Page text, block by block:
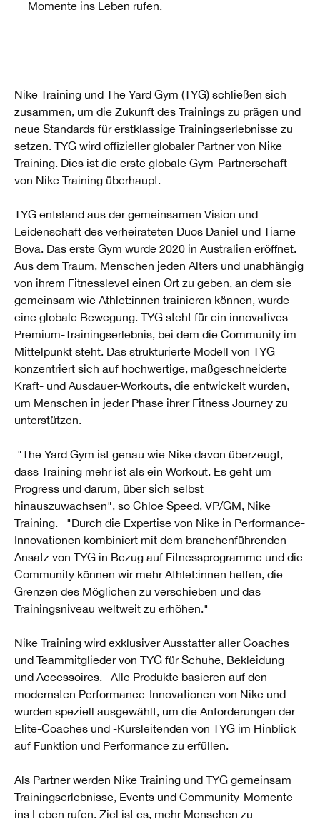
Momente ins Leben rufen.
Nike Training und The Yard Gym (TYG) schließen sich
zusammen, um die Zukunft des Trainings zu prägen und
neue Standards für erstklassige Trainingserlebnisse zu
setzen. TYG wird offizieller globaler Partner von Nike
Training. Dies ist die erste globale Gym-Partnerschaft
von Nike Training überhaupt.
TYG entstand aus der gemeinsamen Vision und
Leidenschaft des verheirateten Duos Daniel und Tiarne
Bova. Das erste Gym wurde 2020 in Australien eröffnet.
Aus dem Traum, Menschen jeden Alters und unabhängig
von ihrem Fitnesslevel einen Ort zu geben, an dem sie
gemeinsam wie Athlet:innen trainieren können, wurde
eine globale Bewegung. TYG steht für ein innovatives
Premium-Trainingserlebnis, bei dem die Community im
Mittelpunkt steht. Das strukturierte Modell von TYG
konzentriert sich auf hochwertige, maßgeschneiderte
Kraft- und Ausdauer-Workouts, die entwickelt wurden,
um Menschen in jeder Phase ihrer Fitness Journey zu
unterstützen.
"The Yard Gym ist genau wie Nike davon überzeugt,
dass Training mehr ist als ein Workout. Es geht um
Progress und darum, über sich selbst
hinauszuwachsen", so Chloe Speed, VP/GM, Nike
Training. "Durch die Expertise von Nike in Performance-
Innovationen kombiniert mit dem branchenführenden
Ansatz von TYG in Bezug auf Fitnessprogramme und die
Community können wir mehr Athlet:innen helfen, die
Grenzen des Möglichen zu verschieben und das
Trainingsniveau weltweit zu erhöhen."
Nike Training wird exklusiver Ausstatter aller Coaches
und Teammitglieder von TYG für Schuhe, Bekleidung
und Accessoires. Alle Produkte basieren auf den
modernsten Performance-Innovationen von Nike und
wurden speziell ausgewählt, um die Anforderungen der
Elite-Coaches und -Kursleitenden von TYG im Hinblick
auf Funktion und Performance zu erfüllen.
Als Partner werden Nike Training und TYG gemeinsam
Trainingserlebnisse, Events und Community-Momente
ins Leben rufen. Ziel ist es, mehr Menschen zu